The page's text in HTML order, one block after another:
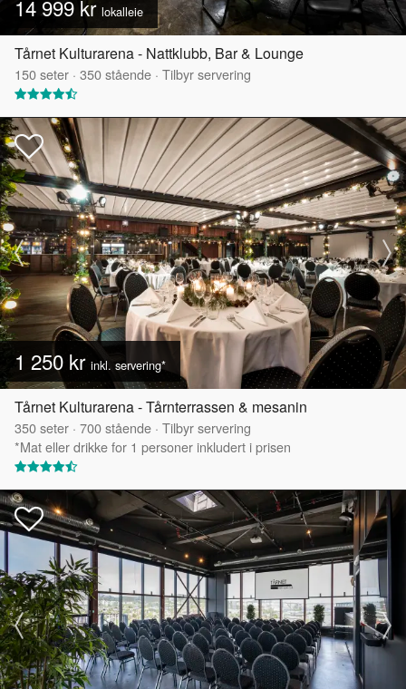
14 999 kr lokalleie
Tårnet Kulturarena - Nattklubb, Bar & Lounge
150seter · 350stående · Tilbyr servering
1 250 kr inkl. servering*
Tårnet Kulturarena - Tårnterrassen & mesanin
350seter · 700stående · Tilbyr servering
*Mat eller drikke for 1 personer inkludert i prisen